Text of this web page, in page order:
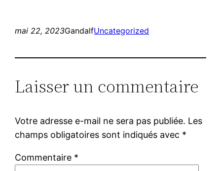
mai 22, 2023GandalfUncategorized
Laisser un commentaire
Votre adresse e-mail ne sera pas publiée. Les
champs obligatoires sont indiqués avec *
Commentaire *